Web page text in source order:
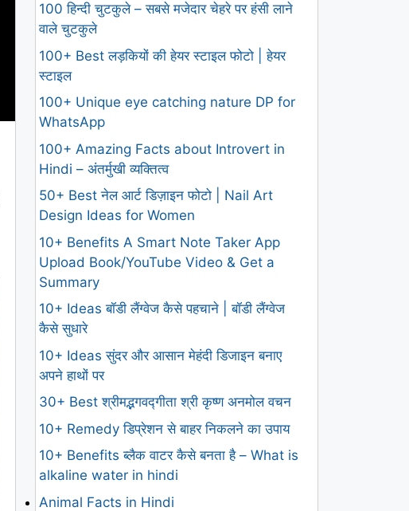
100 हिन्दी चुटकुले – सबसे मजेदार चेहरे पर हंसी लाने
वाले चुटकुले
100+ Best लड़कियों की हेयर स्टाइल फोटो | हेयर
स्टाइल
100+ Unique eye catching nature DP for
WhatsApp
100+ Amazing Facts about Introvert in
Hindi – अंतर्मुखी व्यक्तित्व
50+ Best नेल आर्ट डिज़ाइन फोटो | Nail Art
Design Ideas for Women
10+ Benefits A Smart Note Taker App
Upload Book/YouTube Video & Get a
Summary
10+ Ideas बॉडी लैंग्वेज कैसे पहचाने | बॉडी लैंग्वेज
कैसे सुधारे
10+ Ideas सुंदर और आसान मेहंदी डिजाइन बनाए
अपने हाथों पर
30+ Best श्रीमद्भगवद्गीता श्री कृष्ण अनमोल वचन
10+ Remedy डिप्रेशन से बाहर निकलने का उपाय
10+ Benefits ब्लैक वाटर कैसे बनता है – What is
alkaline water in hindi
Animal Facts in Hindi